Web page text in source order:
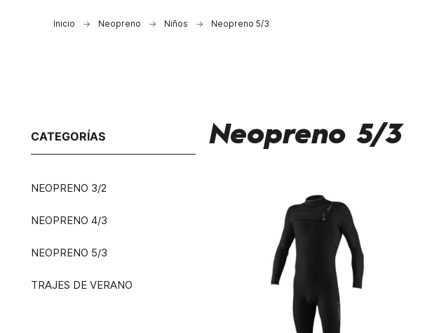
Inicio Neopreno Niños Neopreno 5/3
CATEGORÍAS
NEOPRENO 3/2
NEOPRENO 4/3
NEOPRENO 5/3
TRAJES DE VERANO
Neopreno 5/3